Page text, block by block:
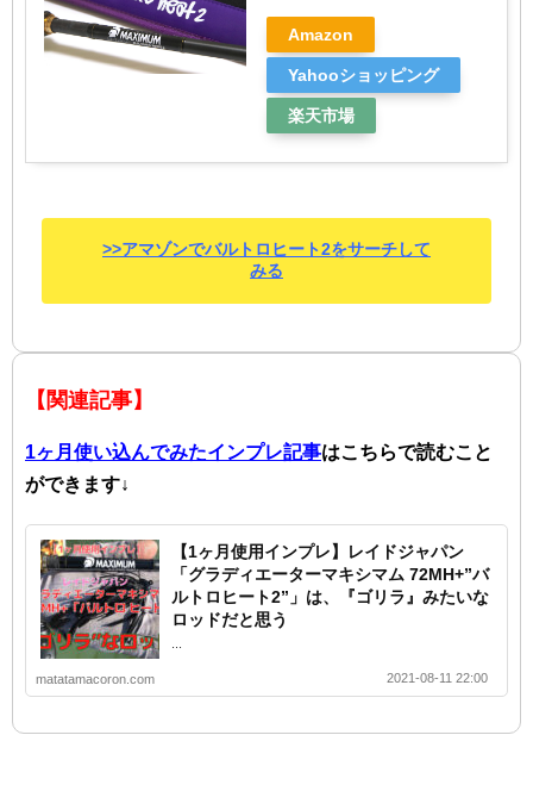
Amazon
Yahooショッピング
楽天市場
>>アマゾンでバルトロヒート2をサーチして
みる
【関連記事】
1ヶ月使い込んでみたインプレ記事はこちらで読むこと
ができます↓
【1ヶ月使用インプレ】レイドジャパン
「グラディエーターマキシマム 72MH+”バ
ルトロヒート2”」は、『ゴリラ』みたいな
ロッドだと思う
...
matatamacoron.com 2021-08-11 22:00